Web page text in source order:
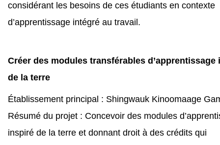
considérant les besoins de ces étudiants en contexte
d’apprentissage intégré au travail.
Créer des modules transférables d’apprentissage
de la terre
Établissement principal : Shingwauk Kinoomaage
Résumé du projet : Concevoir des modules
inspiré de la terre et donnant droit à des crédits qui